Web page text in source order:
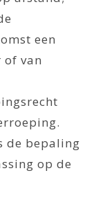
een
van
de bepaling
op de